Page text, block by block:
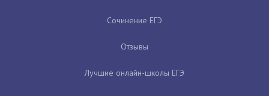
Сочинение ЕГЭ
Отзывы
Лучшие онлайн-школы ЕГЭ